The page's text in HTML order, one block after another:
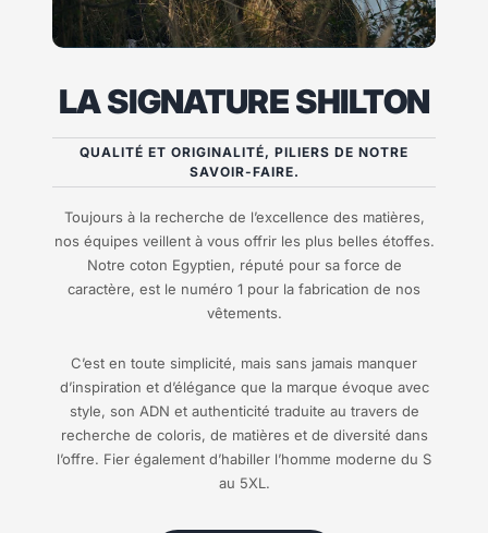
LA SIGNATURE SHILTON
QUALITÉ ET ORIGINALITÉ, PILIERS DE NOTRE
SAVOIR-FAIRE.
Toujours à la recherche de l’excellence des matières,
nos équipes veillent à vous offrir les plus belles étoffes.
Notre coton Egyptien, réputé pour sa force de
caractère, est le numéro 1 pour la fabrication de nos
vêtements.
C’est en toute simplicité, mais sans jamais manquer
d’inspiration et d’élégance que la marque évoque avec
style, son ADN et authenticité traduite au travers de
recherche de coloris, de matières et de diversité dans
l’offre. Fier également d’habiller l’homme moderne du S
au 5XL.